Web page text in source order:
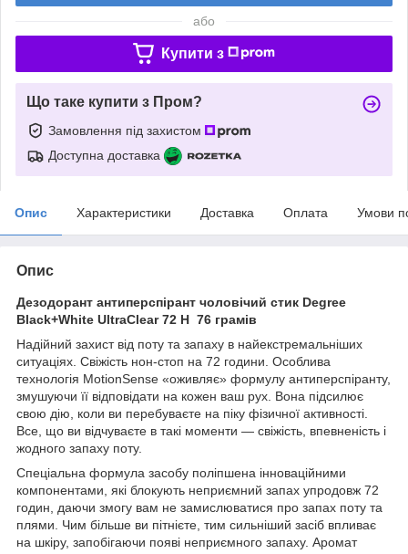
або
Купити з
Що таке купити з Пром?
Замовлення під захистом
Доступна доставка
Опис Характеристики Доставка Оплата Умови
Опис
Дезодорант антиперспірант чоловічий стик Degree
Black+White UltraClear72 H 76 грамів
Надійний захист від поту та запаху в найекстремальніших
ситуаціях. Свіжість нон-стоп на 72 години. Особлива
технологія MotionSense «оживляє» формулу антиперспіранту,
змушуючи її відповідати на кожен ваш рух. Вона підсилює
свою дію, коли ви перебуваєте на піку фізичної активності.
Все, що ви відчуваєте в такі моменти — свіжість, впевненість і
жодного запаху поту.
Спеціальна формула засобу поліпшена інноваційними
компонентами, які блокують неприємний запах упродовж 72
годин, даючи змогу вам не замислюватися про запах поту та
плями. Чим більше ви пітнієте, тим сильніший засіб впливає
на шкіру, запобігаючи появі неприємного запаху. Аромат